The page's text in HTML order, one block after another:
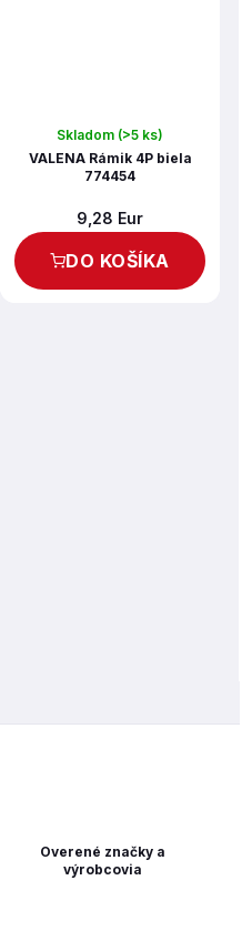
Skladom (>5 ks)
VALENA Rámik 4P biela
774454
9,28 Eur
DO KOŠÍKA
Overené značky a
výrobcovia